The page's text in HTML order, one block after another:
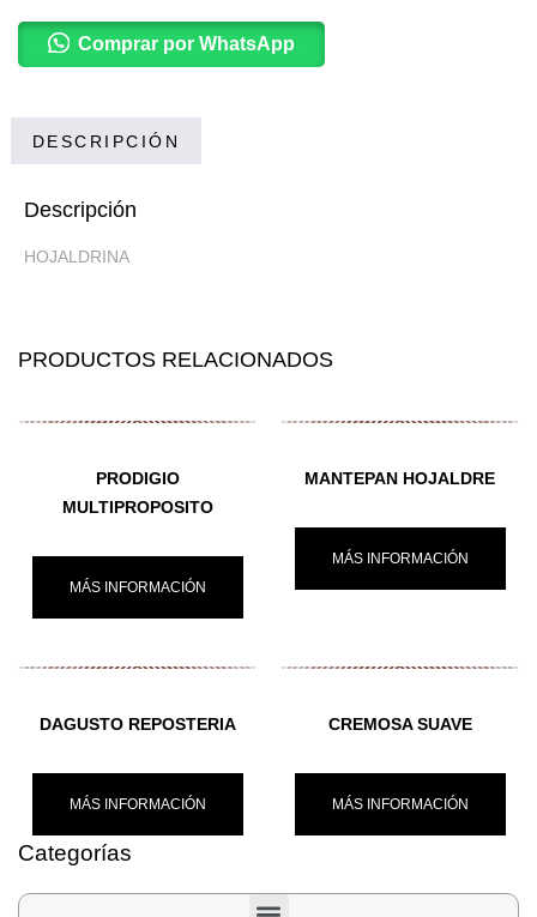
Comprar por WhatsApp
DESCRIPCIÓN
Descripción
HOJALDRINA
PRODUCTOS RELACIONADOS
PRODIGIO
MULTIPROPOSITO
MÁS INFORMACIÓN
MANTEPAN HOJALDRE
MÁS INFORMACIÓN
DAGUSTO REPOSTERIA
MÁS INFORMACIÓN
CREMOSA SUAVE
MÁS INFORMACIÓN
Categorías